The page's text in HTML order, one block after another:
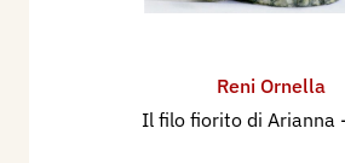
Reni Ornella
Il filo fiorito di Arianna